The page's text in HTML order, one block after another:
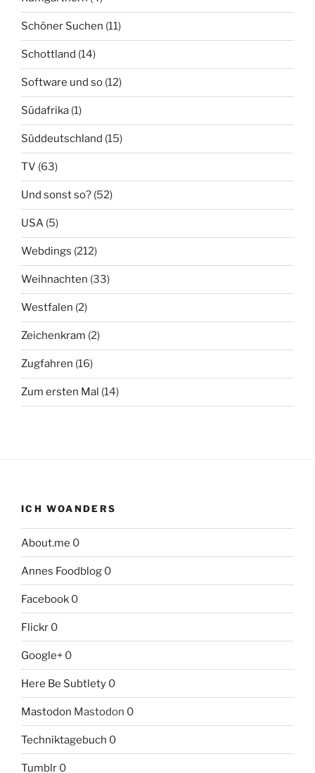
Schöner Suchen (11)
Schottland (14)
Software und so (12)
Südafrika (1)
Süddeutschland (15)
TV (63)
Und sonst so? (52)
USA (5)
Webdings (212)
Weihnachten (33)
Westfalen (2)
Zeichenkram (2)
Zugfahren (16)
Zum ersten Mal (14)
ICH WOANDERS
About.me 0
Annes Foodblog 0
Facebook 0
Flickr 0
Google+ 0
Here Be Subtlety 0
Mastodon Mastodon 0
Techniktagebuch 0
Tumblr 0